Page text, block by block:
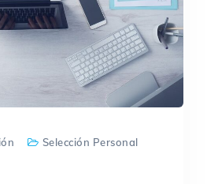
Selección Personal